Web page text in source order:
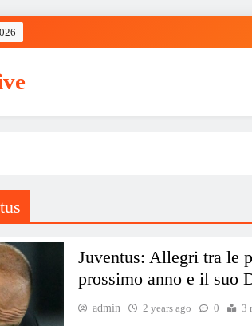
Juventus: Allegri tra le
prossimo anno e il suo
admin 2 years ago 0 3